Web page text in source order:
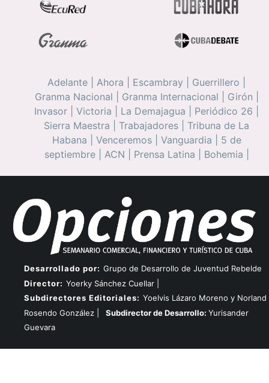
Adelante Ahora Escambray Guerrillero
Granma Nacional
Granma Internacional Girón
Invasor
Victoria La Demajagua Periódico 26
Sierra Maestra
Trabajadores
Tribuna de La
Habana
Venceremos| Vanguardia
5 de
septiembre| ACN Prensa Latina Bohemia
Desarrollado por: Grupo de Desarrollo de Juventud Rebelde
Director: Yoerky Sánchez Cuellar |
Subdirectores Editoriales: Yoelvis Lázaro Moreno y Norland
Rosendo González |
Subdirector de Desarrollo: Yurisander
Guevara